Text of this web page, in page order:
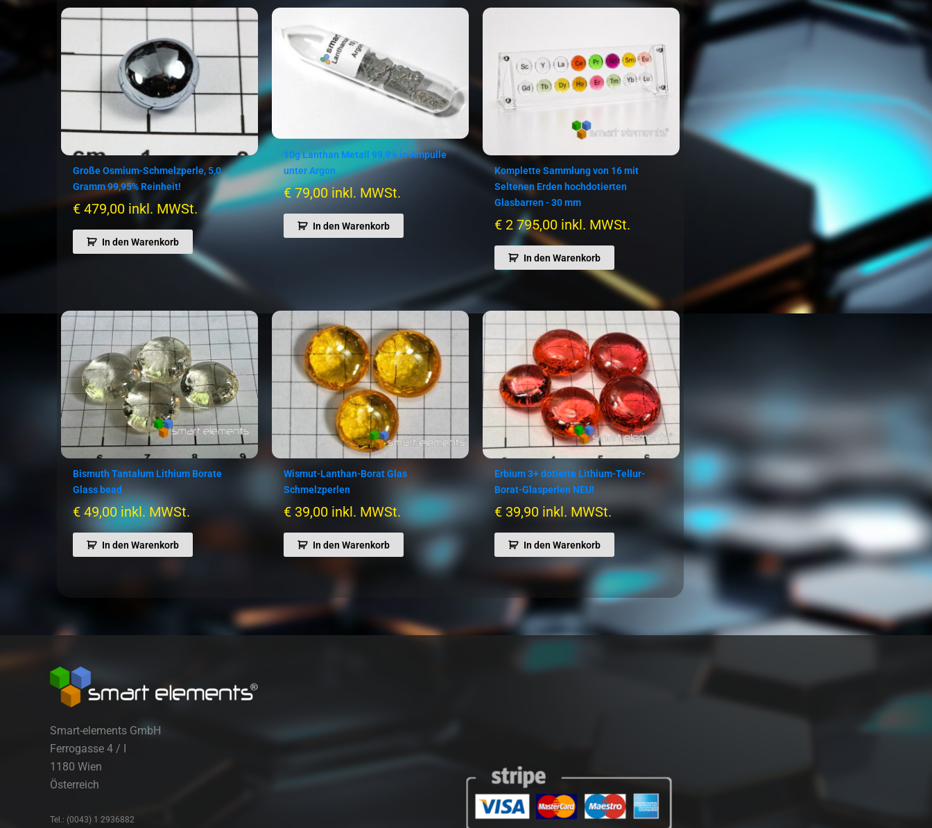
Große Osmium-Schmelzperle, 5,0
Gramm 99,95% Reinheit!
€479,00 inkl. MWSt.
In den Warenkorb
10g Lanthan Metall 99,9% in Ampulle
unter Argon
€79,00 inkl. MWSt.
In den Warenkorb
Komplette Sammlung von 16 mit
Seltenen Erden hochdotierten
Glasbarren - 30 mm
€2 795,00 inkl. MWSt.
In den Warenkorb
Bismuth Tantalum Lithium Borate
Glass bead
€49,00 inkl. MWSt.
In den Warenkorb
Wismut-Lanthan-Borat Glas
Schmelzperlen
€39,00 inkl. MWSt.
In den Warenkorb
Erbium 3+ dotierte Lithium-Tellur-
Borat-Glasperlen NEU!
€39,90 inkl. MWSt.
In den Warenkorb
Smart-elements GmbH
Ferrogasse 4 / I
1180 Wien
Österreich
Tel.: (0043) 1 2936882